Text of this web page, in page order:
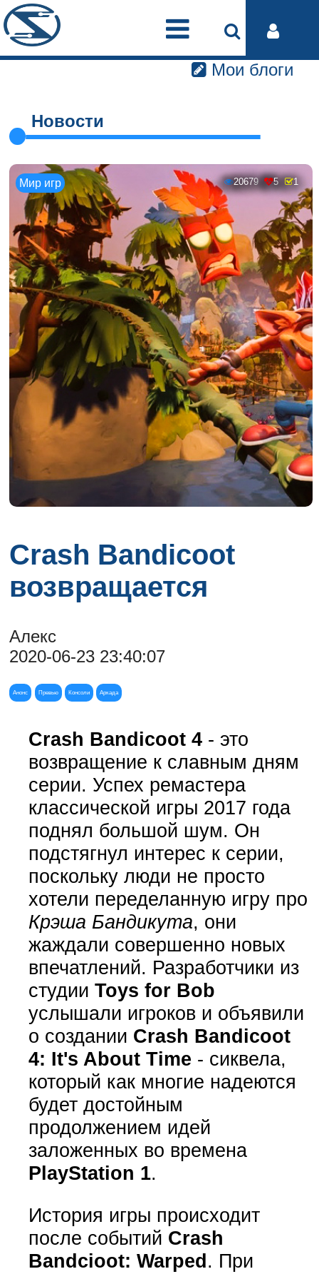
Мои блоги
Новости
Мир игр 20679 5 1
Crash Bandicoot
возвращается
Алекс
2020-06-23 23:40:07
Анонс Превью Консоли Аркада
Crash Bandicoot 4- это
возвращение к славным дням
серии. Успех ремастера
классической игры 2017 года
поднял большой шум. Он
подстягнул интерес к серии,
поскольку люди не просто
хотели переделанную игру про
Крэша Бандикута, они
жаждали совершенно новых
впечатлений. Разработчики из
студии Toys for Bob
услышали игроков и объявили
о создании Crash Bandicoot
4: It's About Time - сиквела,
который как многие надеются
будет достойным
продолжением идей
заложенных во времена
PlayStation 1.
История игры происходит
после событий Crash
Bandcioot: Warped. При